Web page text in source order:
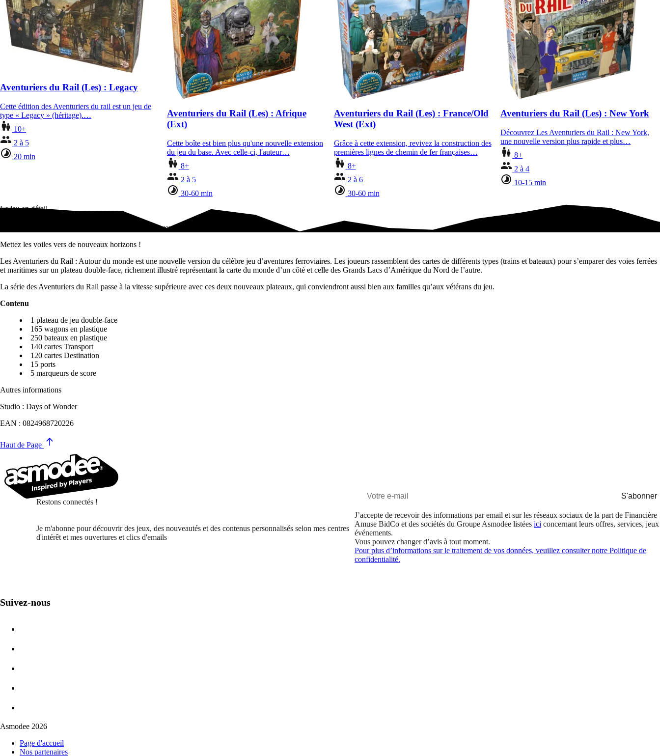
Aventuriers du Rail (Les) : Legacy
Cette édition des Aventuriers du rail est un jeu de
type « Legacy » (héritage).…
10+
2 à 5
20 min
Aventuriers du Rail (Les) : Afrique
(Ext)
Cette boîte est bien plus qu'une nouvelle extension
du jeu du base. Avec celle-ci, l'auteur…
8+
2 à 5
30-60 min
Aventuriers du Rail (Les) : France/Old
West (Ext)
Grâce à cette extension, revivez la construction des
premières lignes de chemin de fer françaises…
8+
2 à 6
30-60 min
Aventuriers du Rail (Les) : New York
Découvrez Les Aventuriers du Rail : New York,
une nouvelle version plus rapide et plus…
8+
2 à 4
10-15 min
Le jeu en détail
Mettez les voiles vers de nouveaux horizons ! Les Aventuriers du Rail : Autour du…
Mettez les voiles vers de nouveaux horizons !
Les Aventuriers du Rail : Autour du monde est une nouvelle version du célèbre jeu d’aventures ferroviaires. Les joueurs rassemblent des cartes de différents types (trains et bateaux) pour s’emparer des voies ferrées
et maritimes sur un plateau double-face, richement illustré représentant la carte du monde d’un côté et celle des Grands Lacs d’Amérique du Nord de l’autre.
La série des Aventuriers du Rail passe à la vitesse supérieure avec ces deux nouveaux plateaux, qui conviendront aussi bien aux familles qu’aux vétérans du jeu.
Contenu
1 plateau de jeu double-face
165 wagons en plastique
250 bateaux en plastique
140 cartes Transport
120 cartes Destination
15 ports
5 marqueurs de score
Autres informations
Studio : Days of Wonder
EAN : 0824968720226
Haut de Page
Restons connectés !
Je m'abonne pour découvrir des jeux, des nouveautés et des contenus personnalisés selon mes centres
d'intérêt et mes ouvertures et clics d'emails
S'abonner
J’accepte de recevoir des informations par email et sur les réseaux sociaux de la part de Financière
Amuse BidCo et des sociétés du Groupe Asmodee listées ici concernant leurs offres, services,
événements.
Vous pouvez changer d’avis à tout moment.
Pour plus d’informations sur le traitement de vos données, veuillez consulter notre Politique de
confidentialité.
Suivez-nous
Asmodee 2026
Page d'accueil
Nos partenaires